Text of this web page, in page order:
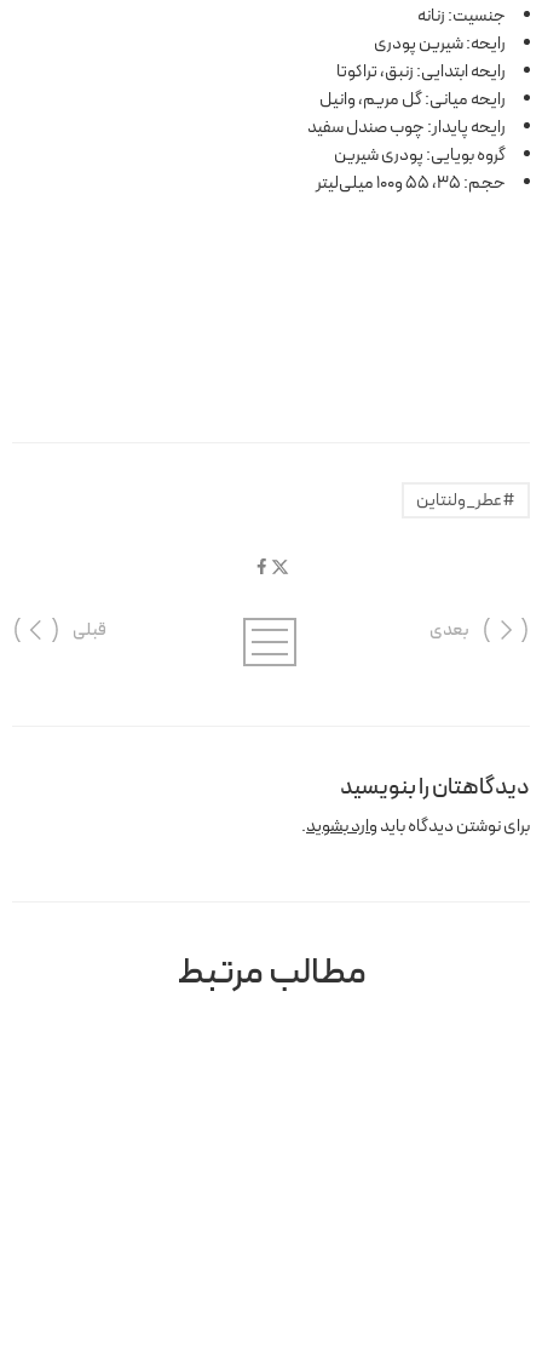
جنسیت: زنانه
رایحه: شیرین پودری
رایحه ابتدایی: زنبق، تراکوتا
رایحه میانی: گل مریم، وانیل
رایحه پایدار: چوب صندل سفید
گروه بویایی: پودری شیرین
حجم: 35، 55 و100 میلی‌لیتر
#عطر_ولنتاین
قبلی بعدی
دیدگاهتان را بنویسید
برای نوشتن دیدگاه بایدوارد بشوید.
مطالب مرتبط